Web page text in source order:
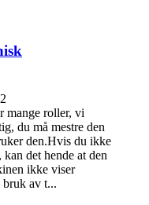
mange roller, vi
du må mestre den
den.Hvis du ikke
det hende at den
ikke viser
bruk av t...